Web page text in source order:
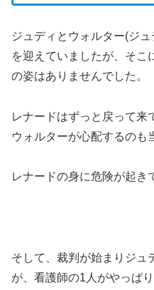
ジュディとウォルター(ジ
を迎えていましたが、そこ
の姿はありませんでした。
レナードはずっと戻って来
ウォルターが心配するのも
レナードの身に危険が起き
そして、裁判が始まりジュ
が、看護師の1人がやっぱ